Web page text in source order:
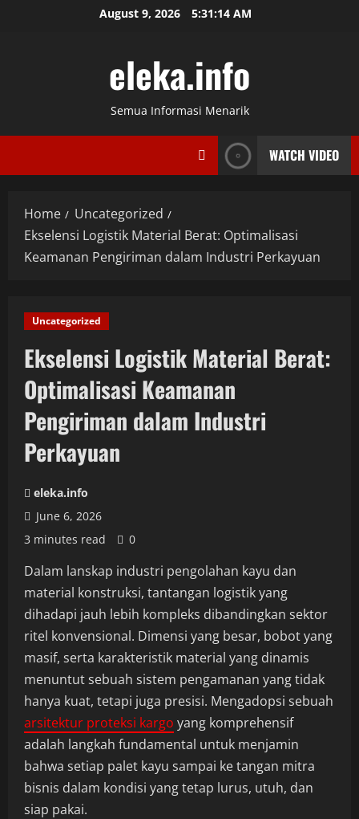
August 9, 2026 5:31:14 AM
eleka.info
Semua Informasi Menarik
WATCH VIDEO
Home
Uncategorized
Ekselensi Logistik Material Berat: Optimalisasi
Keamanan Pengiriman dalam Industri Perkayuan
Uncategorized
Ekselensi Logistik Material Berat:
Optimalisasi Keamanan
Pengiriman dalam Industri
Perkayuan
eleka.info
June 6, 2026
3 minutes read
0
Dalam lanskap industri pengolahan kayu dan
material konstruksi, tantangan logistik yang
dihadapi jauh lebih kompleks dibandingkan sektor
ritel konvensional. Dimensi yang besar, bobot yang
masif, serta karakteristik material yang dinamis
menuntut sebuah sistem pengamanan yang tidak
hanya kuat, tetapi juga presisi. Mengadopsi sebuah
arsitektur proteksi kargo yang komprehensif
adalah langkah fundamental untuk menjamin
bahwa setiap palet kayu sampai ke tangan mitra
bisnis dalam kondisi yang tetap lurus, utuh, dan
siap pakai.